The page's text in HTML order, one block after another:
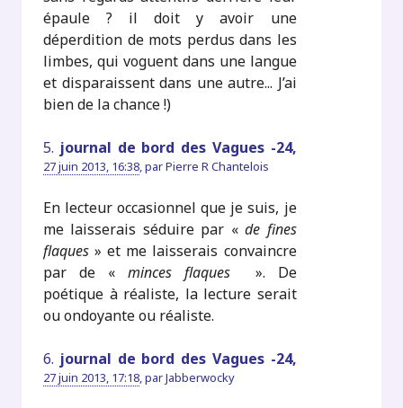
épaule ? il doit y avoir une
déperdition de mots perdus dans les
limbes, qui voguent dans une langue
et disparaissent dans une autre... J’ai
bien de la chance !)
5. journal de bord des Vagues -24,
27 juin 2013, 16:38,parPierre R Chantelois
En lecteur occasionnel que je suis, je
me laisserais séduire par «de fines
flaques » et me laisserais convaincre
par de « minces flaques
». De
poétique à réaliste, la lecture serait
ou ondoyante ou réaliste.
6. journal de bord des Vagues -24,
27 juin 2013, 17:18,parJabberwocky